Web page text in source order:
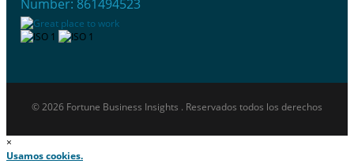
Number: 861494523
© 2026 Fortune Business Insights . Reservados todos los derechos
×
Usamos cookies.